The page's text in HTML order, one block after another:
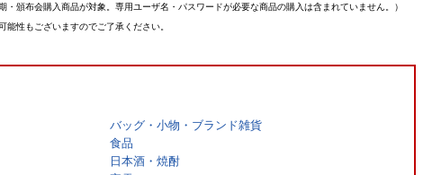
頒布会購入商品が対象。専用ユーザ名・パスワードが必要な商品の購入は含まれていません。）
性もございますのでご了承ください。
バッグ・小物・ブランド雑貨
食品
日本酒・焼酎